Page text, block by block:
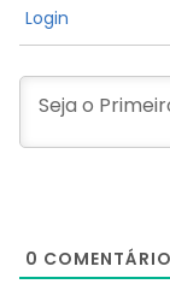
Login
0